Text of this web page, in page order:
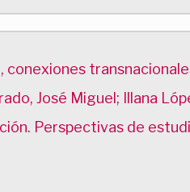
conexiones
José Miguel; Illana
Perspectivas de